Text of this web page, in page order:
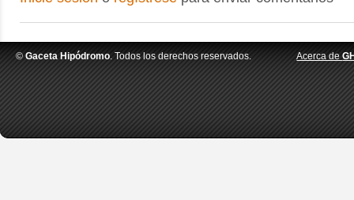
© Gaceta Hipódromo. Todos los derechos reservados. Acerca de